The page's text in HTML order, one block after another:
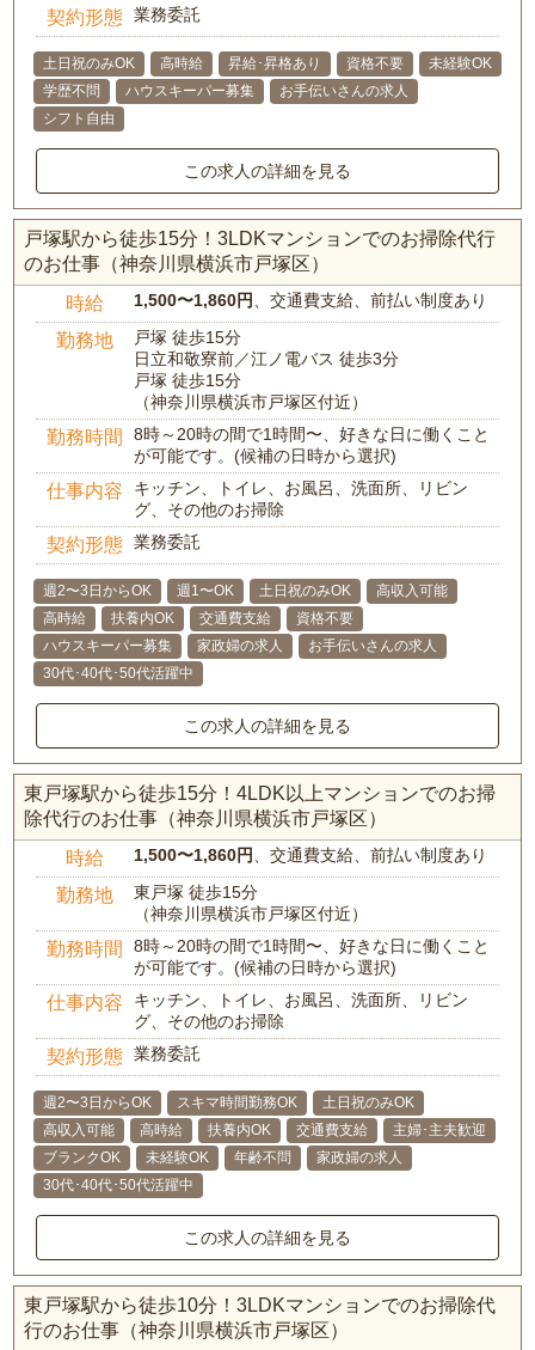
契約形態 業務委託
土日祝のみOK 高時給 昇給･昇格あり 資格不要
未経験OK
学歴不問
ハウスキーパー募集
お手伝いさんの求人
シフト自由
この求人の詳細を見る
戸塚駅から徒歩15分！3LDKマンションでのお掃除代行
のお仕事（神奈川県横浜市戸塚区）
時給 1,500〜1,860円 、交通費支給、前払い制度あり
勤務地
戸塚 徒歩15分
日立和敬寮前／江ノ電バス 徒歩3分
戸塚 徒歩15分
（神奈川県横浜市戸塚区付近）
勤務時間
8時～20時の間で1時間〜、好きな日に働くこと
が可能です。(候補の日時から選択)
仕事内容
キッチン、トイレ、お風呂、洗面所、リビン
グ、その他のお掃除
契約形態 業務委託
週2〜3日からOK 週1〜OK 土日祝のみOK
高収入可能
高時給
扶養内OK 交通費支給
資格不要
ハウスキーパー募集
家政婦の求人
お手伝いさんの求人
30代･40代･50代活躍中
この求人の詳細を見る
東戸塚駅から徒歩15分！4LDK以上マンションでのお掃
除代行のお仕事（神奈川県横浜市戸塚区）
時給 1,500〜1,860円 、交通費支給、前払い制度あり
勤務地
東戸塚 徒歩15分
（神奈川県横浜市戸塚区付近）
勤務時間
8時～20時の間で1時間〜、好きな日に働くこと
が可能です。(候補の日時から選択)
仕事内容
キッチン、トイレ、お風呂、洗面所、リビン
グ、その他のお掃除
契約形態 業務委託
週2〜3日からOK スキマ時間勤務OK
土日祝のみOK
高収入可能
高時給 扶養内OK 交通費支給
主婦･主夫歓迎
ブランクOK
未経験OK 年齢不問
家政婦の求人
30代･40代･50代活躍中
この求人の詳細を見る
東戸塚駅から徒歩10分！3LDKマンションでのお掃除代
行のお仕事（神奈川県横浜市戸塚区）